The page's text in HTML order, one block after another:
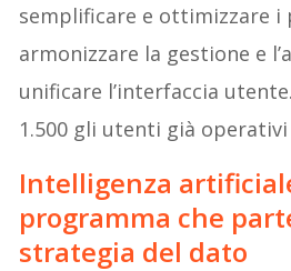
semplificare e ottimizzare i
armonizzare la gestione e
unificare l’interfaccia
1.500 gli utenti già operativi
Intelligenza
programma che
strategia del dato